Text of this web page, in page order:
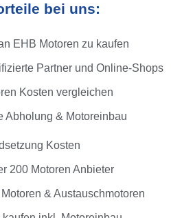
bei uns:
EHB Motoren zu kaufen
Partner und Online-Shops
Kosten vergleichen
Abholung & Motoreinbau
Kosten
200 Motoren Anbieter
& Austauschmotoren